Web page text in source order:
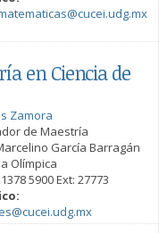
en Ciencia de
Zamora
de Maestría
García Barragán
Olímpica
5900 Ext: 27773